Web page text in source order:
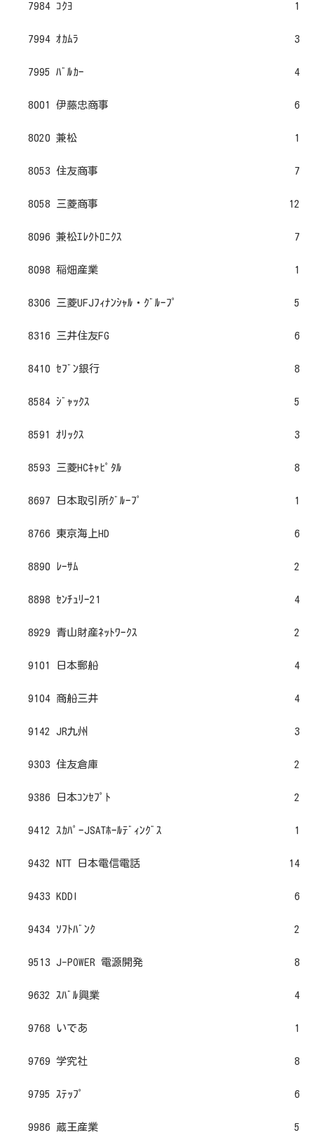
7984 ｺｸﾖ 1
7994 ｵｶﾑﾗ 3
7995 ﾊﾞﾙｶｰ 4
8001 伊藤忠商事 6
8020 兼松 1
8053 住友商事 7
8058 三菱商事 12
8096 兼松ｴﾚｸﾄﾛﾆｸｽ 7
8098 稲畑産業 1
8306 三菱UFJﾌｨﾅﾝｼｬﾙ・ｸﾞﾙｰﾌﾟ 5
8316 三井住友FG 6
8410 ｾﾌﾞﾝ銀行 8
8584 ｼﾞｬｯｸｽ 5
8591 ｵﾘｯｸｽ 3
8593 三菱HCｷｬﾋﾟﾀﾙ 8
8697 日本取引所ｸﾞﾙｰﾌﾟ 1
8766 東京海上HD 6
8890 ﾚｰｻﾑ 2
8898 ｾﾝﾁｭﾘｰ21 4
8929 青山財産ﾈｯﾄﾜｰｸｽ 2
9101 日本郵船 4
9104 商船三井 4
9142 JR九州 3
9303 住友倉庫 2
9386 日本ｺﾝｾﾌﾟﾄ 2
9412 ｽｶﾊﾟｰJSATﾎｰﾙﾃﾞｨﾝｸﾞｽ 1
9432 NTT 日本電信電話 14
9433 KDDI 6
9434 ｿﾌﾄﾊﾞﾝｸ 2
9513 J-POWER 電源開発 8
9632 ｽﾊﾞﾙ興業 4
9768 いであ 1
9769 学究社 8
9795 ｽﾃｯﾌﾟ 6
9986 蔵王産業 5